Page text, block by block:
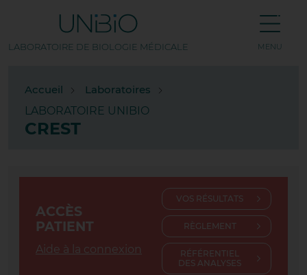
LABORATOIRE DE BIOLOGIE MÉDICALE MENU
TOUS NOS LABORATOIRES
AMP PASTEUR
BEAUREPAIRE
BOURG LES VALENCE
BOURG-DE-PÉAGE
CHABEUIL
Accueil
Laboratoires
LABORATOIRE UNIBIO
CREST
ACCÈS
PATIENT
Aide à la connexion
VOS RÉSULTATS
RÈGLEMENT
RÉFÉRENTIEL
DES ANALYSES